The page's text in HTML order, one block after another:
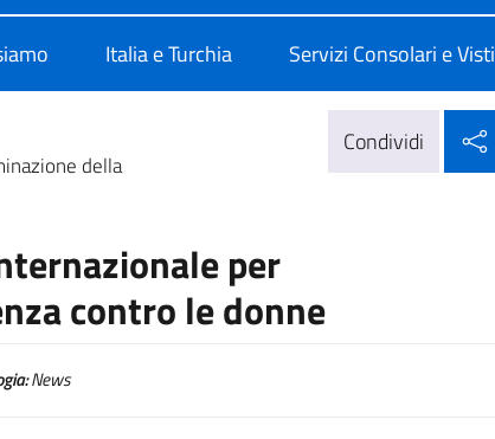
Italia e Turchia Servizi Consolari e Visti
della
Condividi
per
contro le donne
News